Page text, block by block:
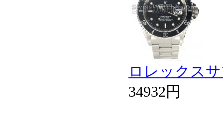
ロレックス
34932円